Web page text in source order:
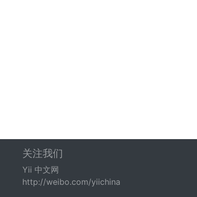
关注我们
Yii 中文网
http://weibo.com/yiichina